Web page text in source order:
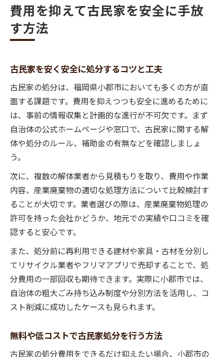
費用を抑えて古民家を安全に手放
す方法
古民家を安く安全に処分するコツと工夫
古民家の処分は、福岡県小郡市においても多くの方が直
面する課題です。費用を抑えつつも安全に進めるために
は、事前の情報収集と計画的な進行が不可欠です。まず
自治体の公式ホームページや窓口で、古民家に関する解
体や処分のルール、補助金の有無などを確認しましょ
う。
次に、複数の解体業者から見積もりを取り、費用や作業
内容、産業廃棄物の適切な処理方法について比較検討す
ることが大切です。業者選びの際は、産業廃棄物処理の
許可を持った会社かどうか、地元での実績や口コミを確
認すると安心です。
また、処分前に再利用できる建材や家具・古材を分別し
てリサイクル業者やフリマアプリで売却することで、処
分費用の一部回収も期待できます。実際に小郡市では、
自治体の粗大ごみ持ち込み制度や分別方法を活用し、コ
スト削減に成功したケースも見られます。
無料や低コストで古民家処分を行う方法
古民家の処分費用をできるだけ抑えたい場合、小郡市の